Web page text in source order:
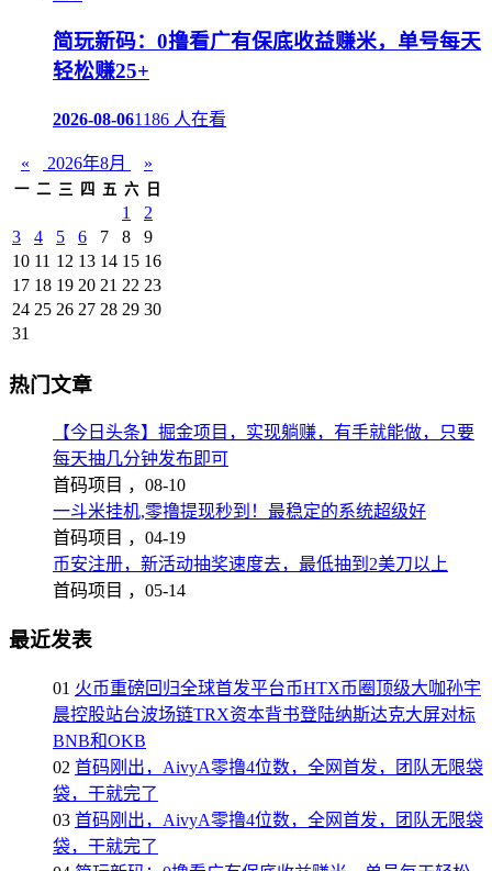
简玩新码：0撸看广有保底收益赚米，单号每天
轻松赚25+
2026-08-061186 人在看
« 2026年8月 »
一 二 三 四 五 六 日
1
2
3
4 5 6 7 8
9
10 11 12 13 14 15 16
17 18 19 20 21 22 23
24 25 26 27 28 29 30
31
热门文章
【今日头条】掘金项目，实现躺赚，有手就能做，只要
每天抽几分钟发布即可
首码项目 ， 08-10
一斗米挂机,零撸提现秒到！最稳定的系统超级好
首码项目 ， 04-19
币安注册，新活动抽奖速度去，最低抽到2美刀以上
首码项目 ， 05-14
最近发表
01 火币重磅回归全球首发平台币HTX币圈顶级大咖孙宇
晨控股站台波场链TRX资本背书登陆纳斯达克大屏对标
BNB和OKB
02 首码刚出，AivyA零撸4位数，全网首发，团队无限袋
袋，干就完了
03 首码刚出，AivyA零撸4位数，全网首发，团队无限袋
袋，干就完了